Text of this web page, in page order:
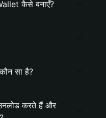
कैसे बनाएँ?
सा है?
करते हैं और